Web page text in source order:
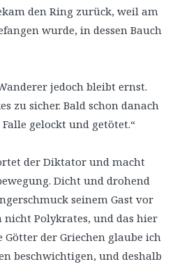
den Ring zurück, weil am
wurde, in dessen Bauch
jedoch bleibt ernst.
zu sicher. Bald schon danach
gelockt und getötet.“
der Diktator und macht
Dicht und drohend
seinem Gast vor
nicht Polykrates, und das hier
der Griechen glaube ich
beschwichtigen, und deshalb